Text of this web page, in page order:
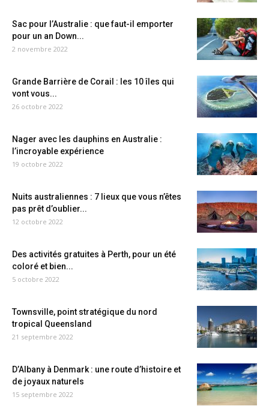
Sac pour l’Australie : que faut-il emporter
pour un an Down...
2 novembre 2022
Grande Barrière de Corail : les 10 îles qui
vont vous...
26 octobre 2022
Nager avec les dauphins en Australie :
l’incroyable expérience
19 octobre 2022
Nuits australiennes : 7 lieux que vous n’êtes
pas prêt d’oublier...
12 octobre 2022
Des activités gratuites à Perth, pour un été
coloré et bien...
5 octobre 2022
Townsville, point stratégique du nord
tropical Queensland
21 septembre 2022
D’Albany à Denmark : une route d’histoire et
de joyaux naturels
15 septembre 2022